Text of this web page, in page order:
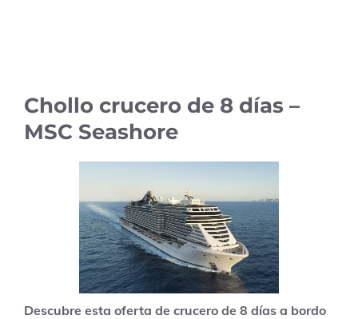
Chollo crucero de 8 días –
MSC Seashore
Descubre esta oferta de crucero de 8 días a bordo